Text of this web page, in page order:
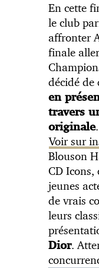
En cette
le club
affronter
finale
décidé de
en
travers
originale.
Voir sur
Blouson
CD
jeunes
de vrais
leurs
Dior.